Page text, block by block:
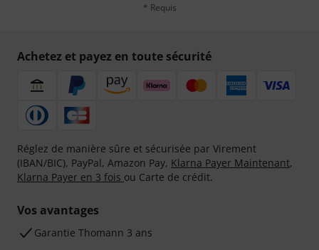
* Requis
Achetez et payez en toute sécurité
Réglez de manière sûre et sécurisée par Virement
(IBAN/BIC), PayPal, Amazon Pay, Klarna Payer Maintenant,
Klarna Payer en 3 fois ou Carte de crédit.
Vos avantages
Ga­ran­tie Thomann 3 ans